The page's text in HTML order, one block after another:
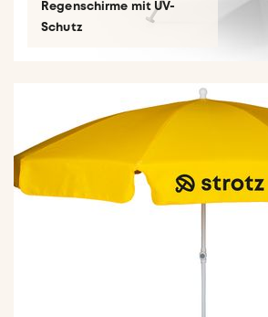
Regenschirme mit UV-
Schutz